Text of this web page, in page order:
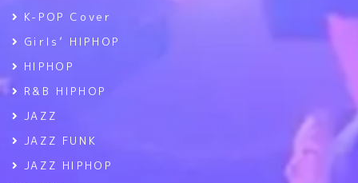
K-POP Cover
Girls’ HIPHOP
HIPHOP
R&B HIPHOP
JAZZ
JAZZ FUNK
JAZZ HIPHOP